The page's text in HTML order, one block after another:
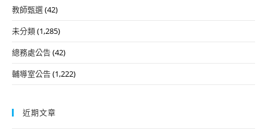
教師甄選(42)
未分類(1,285)
總務處公告(42)
輔導室公告(1,222)
近期文章